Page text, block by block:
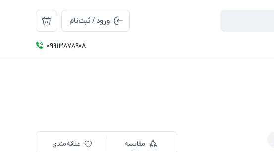
ورود / ثبت‌نام
09913878908
مقایسه علاقه‌مندی